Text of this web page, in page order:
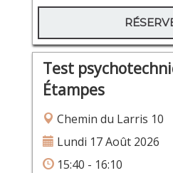
Test
Étampes
Chemin du Larris 10
Lundi 17 Août 2026
15:40 - 16:10